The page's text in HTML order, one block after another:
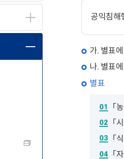
공익침해
가. 별표
나. 별표
별표
「
「
「
「